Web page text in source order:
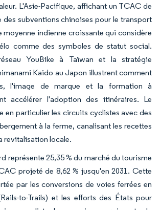
L'Asie-Pacifique, affichant un TCAC de
des subventions chinoises pour le transport
moyenne indienne croissante qui considère
comme des symboles de statut social.
YouBike à Taïwan et la stratégie
Kaido au Japon illustrent comment
l'image de marque et la formation à
accélérer l'adoption des itinéraires. Le
en particulier les circuits cyclistes avec des
à la ferme, canalisant les recettes
revitalisation locale.
représente 25,35 % du marché du tourisme
projeté de 8,62 % jusqu'en 2031. Cette
par les conversions de voies ferrées en
to-Trails) et les efforts des États pour